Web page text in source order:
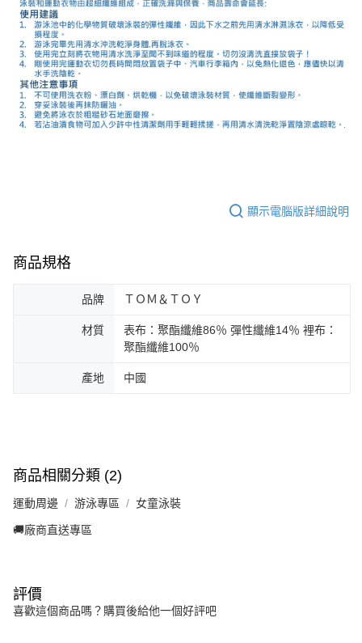
顯示電腦版詳細說明
商品規格
品牌 ＴＯＭ＆ＴＯＹ
材質
表布：聚酯纖維86％ 彈性纖維14％ 裡布：
聚酯纖維100％
產地 中國
商品相關分類 (2)
運動周邊 游泳專區 女童泳裝
🚚廠商直送專區
評價
喜歡這個商品嗎？購買後給他一個好評吧